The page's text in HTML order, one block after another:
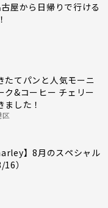
屋から日帰りで行ける
たてパンと人気モーニ
ク&コーヒー チェリー
した！
】8月のスペシャル
）